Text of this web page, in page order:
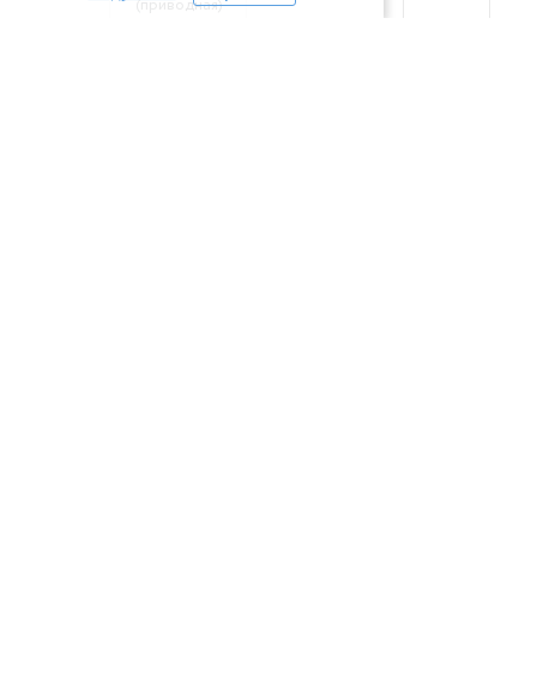
(приводная)